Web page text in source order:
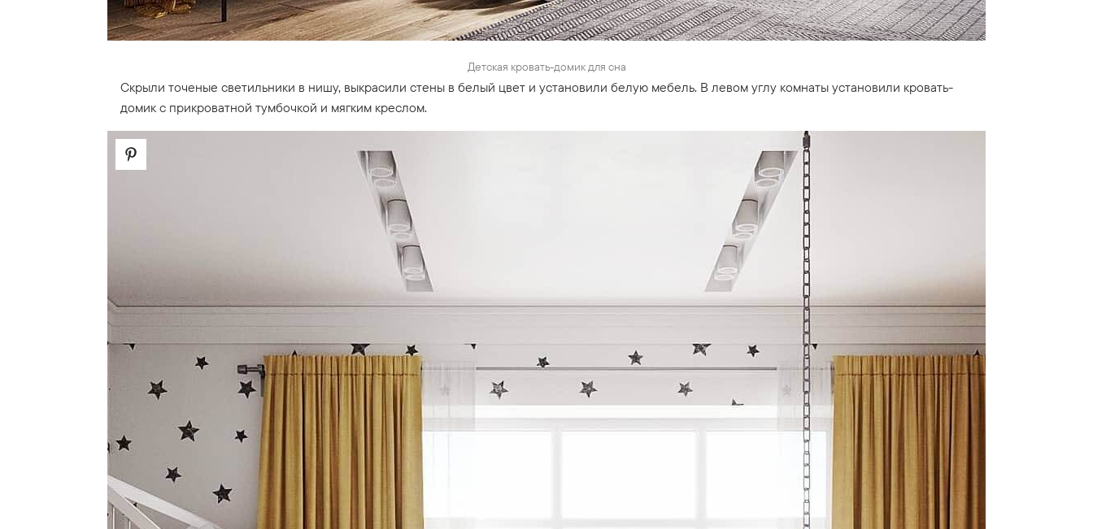
Детская кровать-домик для сна
Скрыли точеные светильники в нишу, выкрасили стены в белый цвет и установили белую мебель. В левом углу комнаты установили кровать-
домик с прикроватной тумбочкой и мягким креслом.